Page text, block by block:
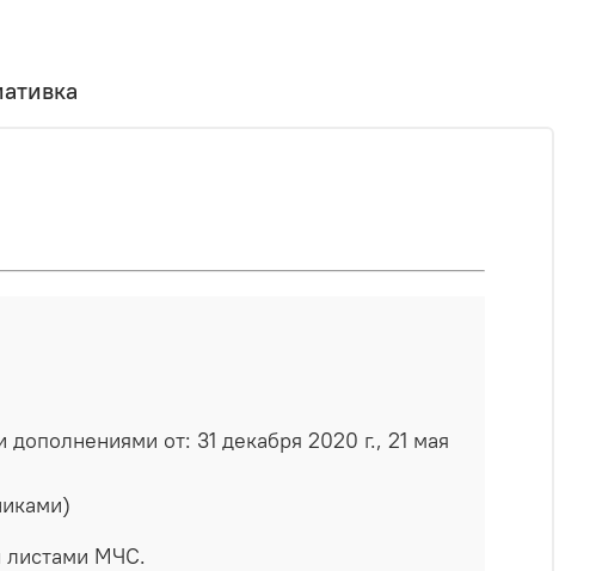
от: 31 декабря 2020 г., 21 мая
листами МЧС.